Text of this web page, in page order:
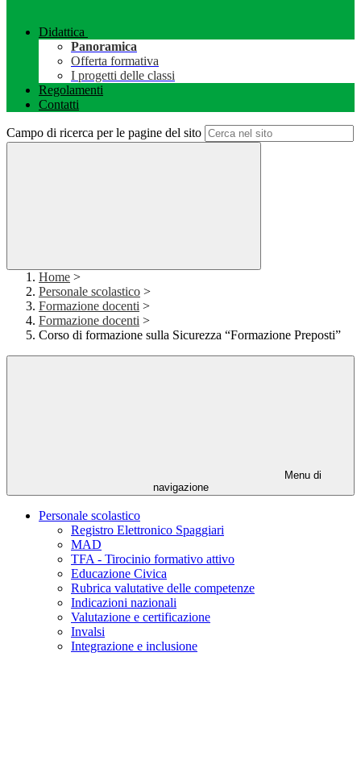
Didattica
Panoramica
Offerta formativa
I progetti delle classi
Regolamenti
Contatti
Campo di ricerca per le pagine del sito
Home >
Personale scolastico >
Formazione docenti >
Formazione docenti >
Corso di formazione sulla Sicurezza “Formazione Preposti”
Menu di
navigazione
Personale scolastico
Registro Elettronico Spaggiari
MAD
TFA - Tirocinio formativo attivo
Educazione Civica
Rubrica valutative delle competenze
Indicazioni nazionali
Valutazione e certificazione
Invalsi
Integrazione e inclusione